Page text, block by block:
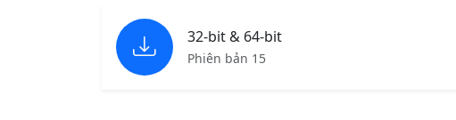
32-bit & 64-bit
Phiên bản 15